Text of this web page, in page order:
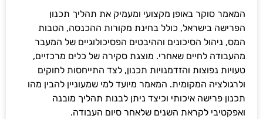
המאמר סוקר באופן מקצועי ומעמיק את תהליך תכנון
הפרישה בישראל, כולל בחינת מקורות ההכנסה, הטבות
המס, ניהול הסיכונים וההיבטים הפסיכולוגיים של המעבר
מהעבודה לחיים שאחרי. מוצגת סקירה של כלים מרכזיים,
טעויות נפוצות והזדמנויות תכנון, לצד התייחסות לחוקים
ולרגולציה המקומית. המאמר מיועד למי שמעוניין להבין מהו
תכנון פרישה איכותי וכיצד ניתן לבנות תהליך מובנה
ואפקטיבי לקראת השנים שלאחר סיום העבודה.